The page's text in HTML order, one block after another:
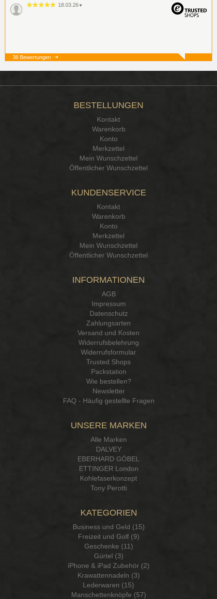
18.03.26 ▼
▼
38 Bewertungen
BESTELLUNGEN
Kontakt
Warenkorb
Konto
Merkzettel
Mein Wunschzettel
Öffentlicher Wunschzettel
KUNDENSERVICE
Kontakt
Warenkorb
Konto
Merkzettel
Mein Wunschzettel
Öffentlicher Wunschzettel
INFORMATIONEN
AGB
Impressum
Datenschutz
Zahlungsarten
Versand und Kosten
Widerrufsbelehrung
Widerrufsformular
Trusted Shops
Packstation
Wie bestellen?
Newsletter
FAQ - Häufig gestellte Fragen
UNSERE MARKEN
Alle Marken
DALVEY
EBERHARD GÖBEL
ETTINGER London
Kohlefaserkonzept
Tony Perotti
KATEGORIEN
Business und Geld (15)
Freizeit und Golf (9)
Geschenke (11)
Gürtel (3)
iPhone & iPad Zubehör (2)
Krawattennadeln (3)
Lederwaren (15)
Manschettenknöpfe (57)